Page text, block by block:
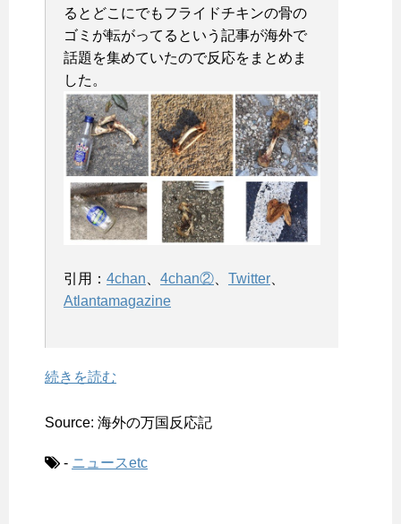
るとどこにでもフライドチキンの骨の
ゴミが転がってるという記事が海外で
話題を集めていたので反応をまとめま
した。
引用： 4chan 4chan② Twitter
Atlantamagazine
続きを読む
Source: 海外の万国反応記
- ニュースetc